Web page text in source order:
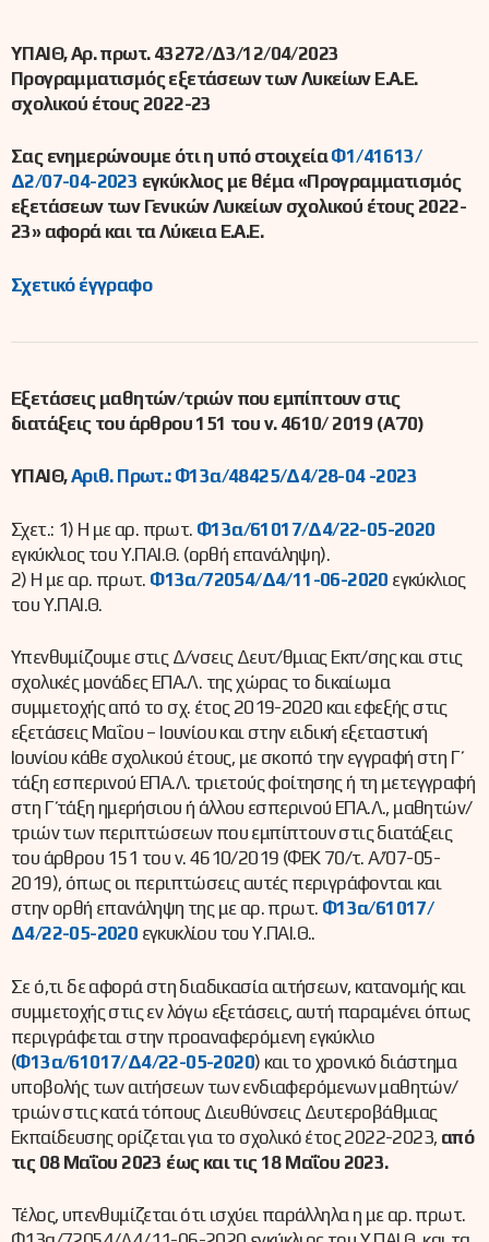
ΥΠΑΙΘ, Αρ. πρωτ. 43272/Δ3/12/04/2023
Προγραμματισμός εξετάσεων των Λυκείων Ε.Α.Ε.
σχολικού έτους 2022-23
Σας ενημερώνουμε ότι η υπό στοιχείαΦ1/41613/
Δ2/07-04-2023 εγκύκλιος με θέμα «Προγραμματισμός
εξετάσεων των Γενικών Λυκείων σχολικού έτους 2022-
23» αφορά και τα Λύκεια Ε.Α.Ε.
Σχετικό έγγραφο
Εξετάσεις μαθητών/τριών που εμπίπτουν στις
διατάξεις του άρθρου 151 του ν. 4610/ 2019 (Α΄ 70)
ΥΠΑΙΘ,Αριθ. Πρωτ.: Φ13α/48425/Δ4/28-04 -2023
Σχετ.: 1) Η με αρ. πρωτ. Φ13α/61017/Δ4/22-05-2020
εγκύκλιος του Υ.ΠΑΙ.Θ. (ορθή επανάληψη).
2) Η με αρ. πρωτ. Φ13α/72054/Δ4/11-06-2020 εγκύκλιος
του Υ.ΠΑΙ.Θ.
Υπενθυμίζουμε στις Δ/νσεις Δευτ/θμιας Εκπ/σης και στις
σχολικές μονάδες ΕΠΑ.Λ. της χώρας το δικαίωμα
συμμετοχής από το σχ. έτος 2019-2020 και εφεξής στις
εξετάσεις Μαΐου – Ιουνίου και στην ειδική εξεταστική
Ιουνίου κάθε σχολικού έτους, με σκοπό την εγγραφή στη Γ΄
τάξη εσπερινού ΕΠΑ.Λ. τριετούς φοίτησης ή τη μετεγγραφή
στη Γ΄ τάξη ημερήσιου ή άλλου εσπερινού ΕΠΑ.Λ., μαθητών/
τριών των περιπτώσεων που εμπίπτουν στις διατάξεις
του άρθρου 151 του ν. 4610/2019 (ΦΕΚ 70/τ. Α΄/07-05-
2019), όπως οι περιπτώσεις αυτές περιγράφονται και
στην ορθή επανάληψη της με αρ. πρωτ. Φ13α/61017/
Δ4/22-05-2020 εγκυκλίου του Υ.ΠΑΙ.Θ..
Σε ό,τι δε αφορά στη διαδικασία αιτήσεων, κατανομής και
συμμετοχής στις εν λόγω εξετάσεις, αυτή παραμένει όπως
περιγράφεται στην προαναφερόμενη εγκύκλιο
(Φ13α/61017/Δ4/22-05-2020) και το χρονικό διάστημα
υποβολής των αιτήσεων των ενδιαφερόμενων μαθητών/
τριών στις κατά τόπους Διευθύνσεις Δευτεροβάθμιας
Εκπαίδευσης ορίζεται για το σχολικό έτος 2022-2023, από
τις 08 Μαΐου 2023 έως και τις 18 Μαΐου 2023.
Τέλος, υπενθυμίζεται ότι ισχύει παράλληλα η με αρ. πρωτ.